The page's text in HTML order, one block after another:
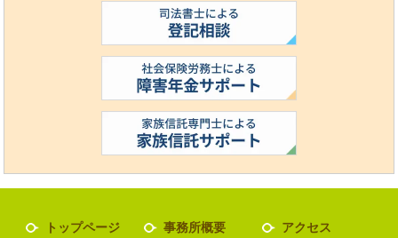
トップページ
事務所概要
アクセス